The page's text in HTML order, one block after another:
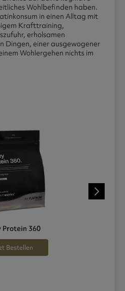
Wohlbefinden haben.
in einen Alltag mit
Krafttraining,
erholsamen
Dingen, einer ausgewogener
Wohlergehen nichts im
Protein 360
Bestellen